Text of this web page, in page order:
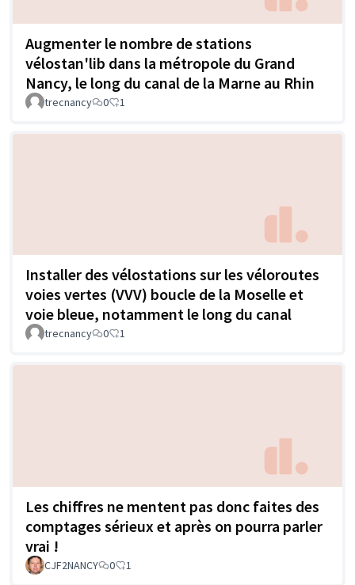
Augmenter le nombre de stations
vélostan'lib dans la métropole du Grand
Nancy, le long du canal de la Marne au Rhin
trecnancy 0 1
Installer des vélostations sur les véloroutes
voies vertes (VVV) boucle de la Moselle et
voie bleue, notamment le long du canal
trecnancy 0 1
Les chiffres ne mentent pas donc faites des
comptages sérieux et après on pourra parler
vrai !
CJF2NANCY 0 1